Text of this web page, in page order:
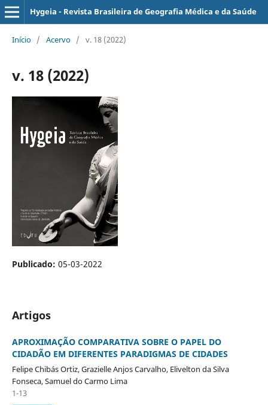
Hygeia - Revista Brasileira de Geografia Médica e da Saúde
Início / Acervo / v. 18 (2022)
v. 18 (2022)
Publicado: 05-03-2022
Artigos
APROXIMAÇÃO COMPARATIVA SOBRE O PAPEL DO
CIDADÃO EM DIFERENTES PARADIGMAS DE CIDADES
Felipe Chibás Ortiz, Grazielle Anjos Carvalho, Elivelton da Silva
Fonseca, Samuel do Carmo Lima
1-13